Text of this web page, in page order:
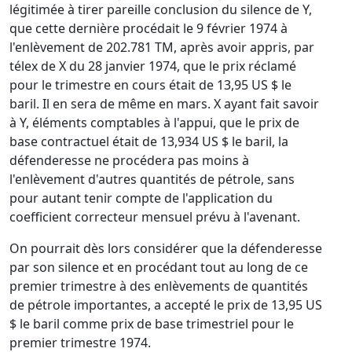
légitimée à tirer pareille conclusion du silence de Y,
que cette dernière procédait le 9 février 1974 à
l'enlèvement de 202.781 TM, après avoir appris, par
télex de X du 28 janvier 1974, que le prix réclamé
pour le trimestre en cours était de 13,95 US $ le
baril. Il en sera de même en mars. X ayant fait savoir
à Y, éléments comptables à l'appui, que le prix de
base contractuel était de 13,934 US $ le baril, la
défenderesse ne procédera pas moins à
l'enlèvement d'autres quantités de pétrole, sans
pour autant tenir compte de l'application du
coefficient correcteur mensuel prévu à l'avenant.
On pourrait dès lors considérer que la défenderesse
par son silence et en procédant tout au long de ce
premier trimestre à des enlèvements de quantités
de pétrole importantes, a accepté le prix de 13,95 US
$ le baril comme prix de base trimestriel pour le
premier trimestre 1974.